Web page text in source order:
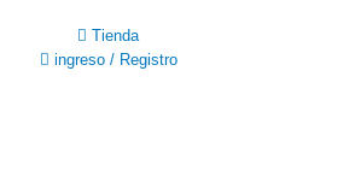
Tienda
ingreso / Registro